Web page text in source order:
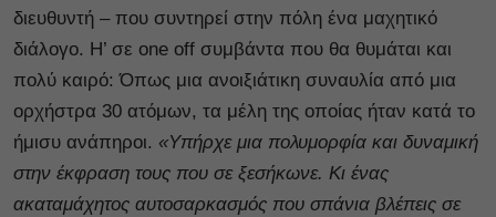
διευθυντή – που συντηρεί στην πόλη ένα μαχητικό
διάλογο. Η’ σε one off συμβάντα που θα θυμάται και
πολύ καιρό: Όπως μια ανοιξιάτικη συναυλία από μια
ορχήστρα 30 ατόμων, τα μέλη της οποίας ήταν κατά το
ήμισυ ανάπηροι. «Υπήρχε μια πολυμορφία και δυναμική
στην έκφραση τους που σε ξεσήκωνε. Κι ένας
ακαταμάχητος αυτοσαρκασμός που σπάνια βλέπεις σε